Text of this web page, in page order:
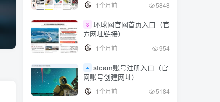
1个月前 5848
3 环球网官网首页入口（官
方网址链接）
1个月前 954
4 steam账号注册入口（官
网账号创建网址）
1个月前 5184